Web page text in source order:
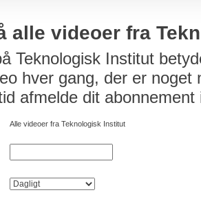
alle videoer fra
Teknologisk Institut
hver gang, der er noget
afmelde dit abonnement
Alle videoer fra Teknologisk Institut